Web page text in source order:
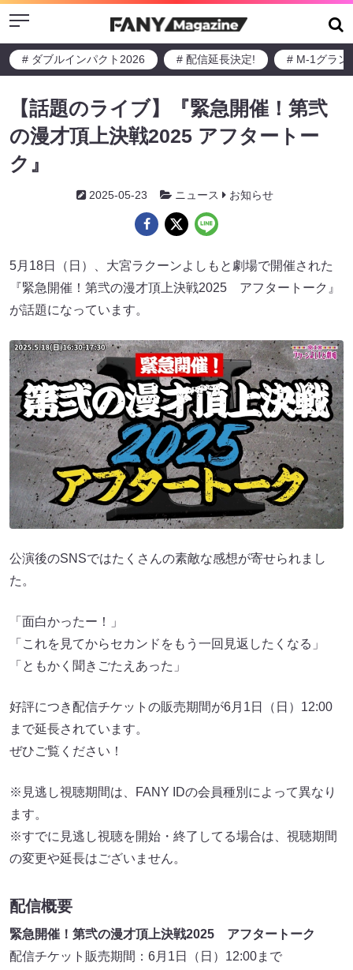
Menu
# ダブルインパクト2026 # 配信延長決定! # M-1グラン
【話題のライブ】『緊急開催！第弐
の漫才頂上決戦2025 アフタートー
ク』
2025-05-23 ニュース お知らせ
5月18日（日）、大宮ラクーンよしもと劇場で開催された
『緊急開催！第弐の漫才頂上決戦2025 アフタートーク』
が話題になっています。
公演後のSNSではたくさんの素敵な感想が寄せられまし
た。
「面白かったー！」
「これを見てからセカンドをもう一回見返したくなる」
「ともかく聞きごたえあった」
好評につき配信チケットの販売期間が6月1日（日）12:00
まで延長されています。
ぜひご覧ください！
※見逃し視聴期間は、FANY IDの会員種別によって異なり
ます。
※すでに見逃し視聴を開始・終了してる場合は、視聴期間
の変更や延長はございません。
配信概要
緊急開催！第弐の漫才頂上決戦2025 アフタートーク
配信チケット販売期間：6月1日（日）12:00まで